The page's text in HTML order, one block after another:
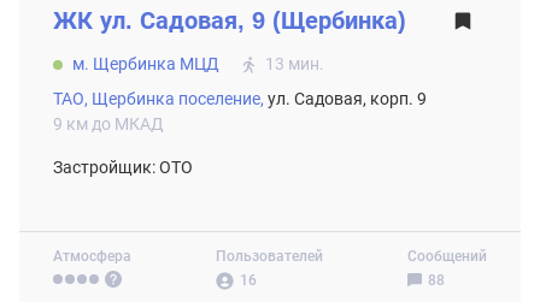
Атмосфера
Пользователей
16
Сообщений
88
ЖК ул. Садовая, 9 (Щербинка)
м. Щербинка МЦД
13 мин.
ТАО, Щербинка поселение, ул. Садовая, корп. 9
9 км до МКАД
Застройщик: ОТО